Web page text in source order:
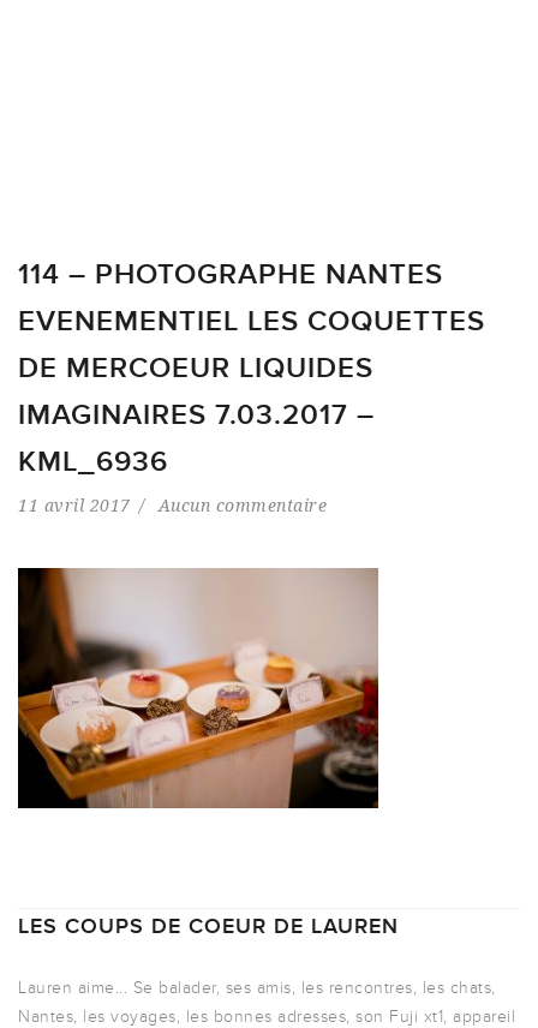
114 – PHOTOGRAPHE NANTES
EVENEMENTIEL LES COQUETTES
DE MERCOEUR LIQUIDES
IMAGINAIRES 7.03.2017 –
KML_6936
11 avril 2017 Aucun commentaire
LES COUPS DE COEUR DE LAUREN
Lauren aime... Se balader, ses amis, les rencontres, les chats,
Nantes, les voyages, les bonnes adresses, son Fuji xt1, appareil